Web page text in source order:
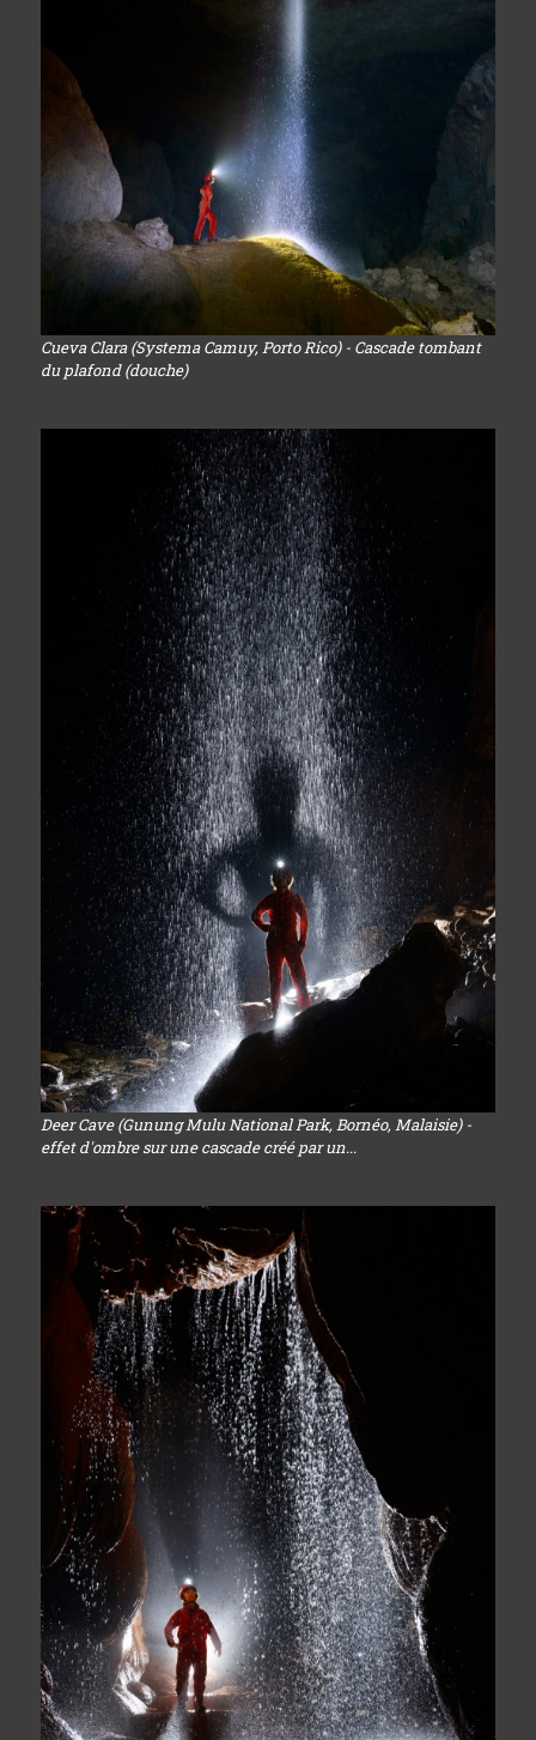
Cueva Clara (Systema Camuy, Porto Rico) - Cascade tombant
du plafond (douche)
Deer Cave (Gunung Mulu National Park, Bornéo, Malaisie) -
effet d'ombre sur une cascade créé par un...